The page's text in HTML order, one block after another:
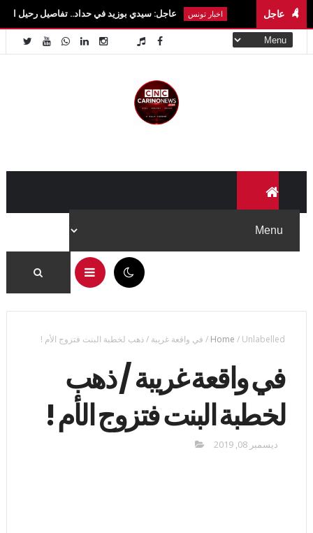
عاجل عاجل: سيدي بوزيد في حداد.. تفاصيل رحيل الطالبة آية
Home / Unlabelled
/ في واقعة غريبة / ذهب لخطبة البنت فتزوج الأم !
في واقعة غريبة / ذهب
لخطبة البنت فتزوج الأم !
ديسمبر 08, 2019